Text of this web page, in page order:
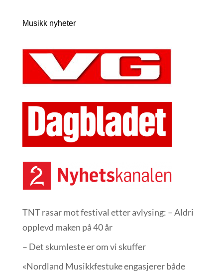
Musikk nyheter
TNT rasar mot festival etter avlysing: – Aldri
opplevd maken på 40 år
– Det skumleste er om vi skuffer
«Nordland Musikkfest­uke engasjerer både